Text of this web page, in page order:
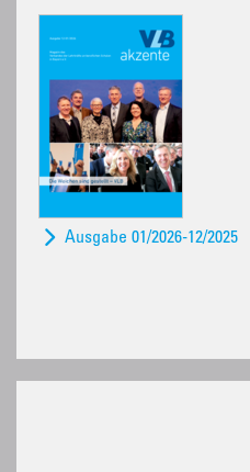
Ausgabe 01/2026-12/2025